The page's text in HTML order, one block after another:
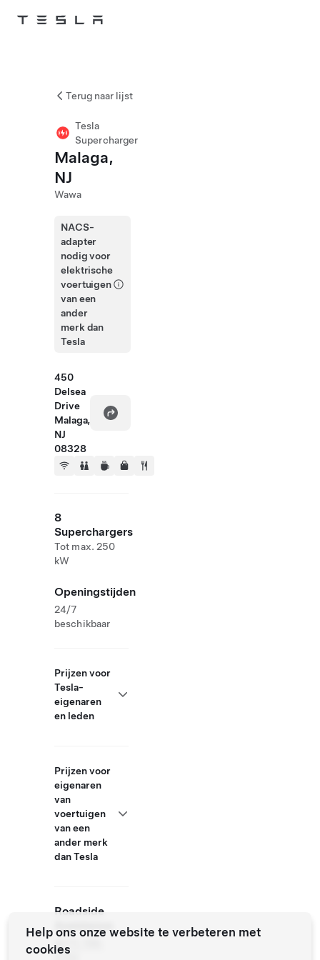
Terug naar lijst
Tesla
Supercharger
Malaga,
NJ
Wawa
NACS-
adapter
nodig voor
elektrische
voertuigen
van een
ander
merk dan
Tesla
450
Delsea
Drive
Malaga,
NJ
08328
8
Superchargers
Tot max. 250
kW
Openingstijden
24/7
beschikbaar
Prijzen voor
Tesla-
eigenaren
en leden
Prijzen voor
eigenaren
van
voertuigen
van een
ander merk
dan Tesla
Roadside
(877) 798-
3752
Help ons onze website te verbeteren met
cookies